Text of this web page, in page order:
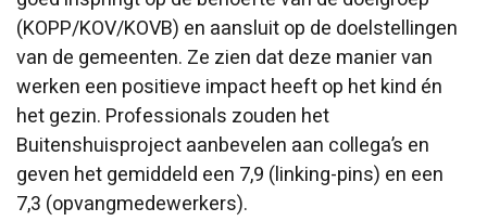
(KOPP/KOV/KOVB) en aansluit op de doelstellingen
van de gemeenten. Ze zien dat deze manier van
werken een positieve impact heeft op het kind én
het gezin. Professionals zouden het
Buitenshuisproject aanbevelen aan collega’s en
geven het gemiddeld een 7,9 (linking-pins) en een
7,3 (opvangmedewerkers).